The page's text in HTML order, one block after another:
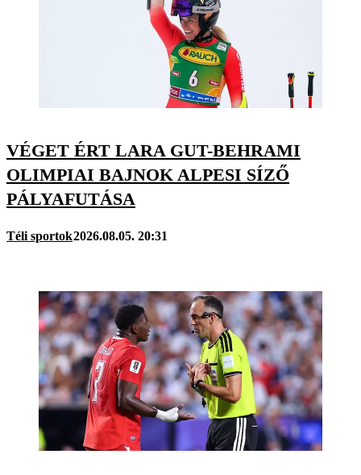
VÉGET ÉRT LARA GUT-BEHRAMI
OLIMPIAI BAJNOK ALPESI SÍZŐ
PÁLYAFUTÁSA
Téli sportok2026.08.05. 20:31